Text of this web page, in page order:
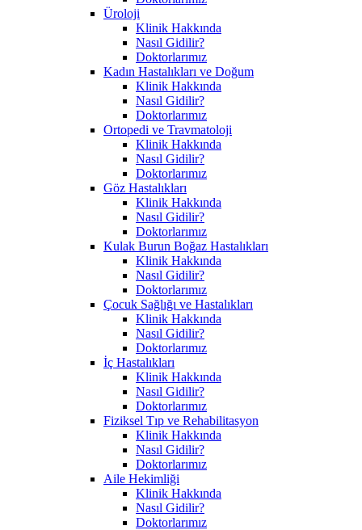
Üroloji
Klinik Hakkında
Nasıl Gidilir?
Doktorlarımız
Kadın Hastalıkları ve Doğum
Klinik Hakkında
Nasıl Gidilir?
Doktorlarımız
Ortopedi ve Travmatoloji
Klinik Hakkında
Nasıl Gidilir?
Doktorlarımız
Göz Hastalıkları
Klinik Hakkında
Nasıl Gidilir?
Doktorlarımız
Kulak Burun Boğaz Hastalıkları
Klinik Hakkında
Nasıl Gidilir?
Doktorlarımız
Çocuk Sağlığı ve Hastalıkları
Klinik Hakkında
Nasıl Gidilir?
Doktorlarımız
İç Hastalıkları
Klinik Hakkında
Nasıl Gidilir?
Doktorlarımız
Fiziksel Tıp ve Rehabilitasyon
Klinik Hakkında
Nasıl Gidilir?
Doktorlarımız
Aile Hekimliği
Klinik Hakkında
Nasıl Gidilir?
Doktorlarımız